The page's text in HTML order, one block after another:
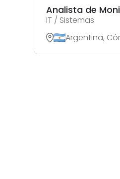
Analista de
IT / Sistemas
Argentina,